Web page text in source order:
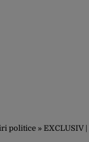
politice » EXCLUSIV |